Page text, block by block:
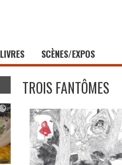
LIVRES SCÈNES/EXPOS
TROIS FANTÔMES